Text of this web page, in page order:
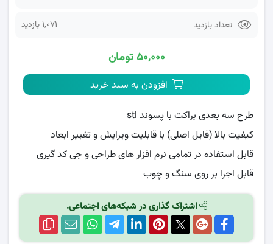
تعداد بازدید 1,071 بازدید
۵۰,۰۰۰ تومان
افزودن به سبد خرید
طرح سه بعدی براکت با پسوند stl
کیفیت بالا (فایل اصلی) با قابلیت ویرایش و تغییر ابعاد
قابل استفاده در تمامی نرم افزار های طراحی و جی کد گیری
قابل اجرا بر روی سنگ و چوب
اشتراک گذاری در شبکه‌های اجتماعی.